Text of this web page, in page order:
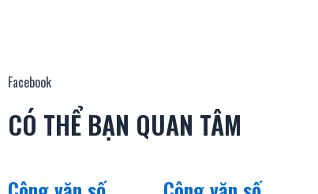
Facebook
CÓ THỂ BẠN QUAN TÂM